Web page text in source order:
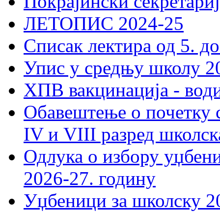
ЛЕТОПИС 2024-25
Списак лектира од 5.
Упис у средњу школу
ХПВ вакцинација -
Обавештење о почетку
IV и VIII разред
Одлука о избору
2026-27. годину
Уџбеници за школску